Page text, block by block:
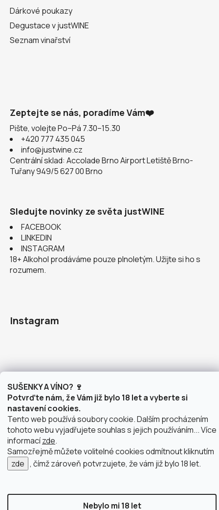
SUŠENKY A VÍNO? 🍷
Potvrďte nám, že Vám již bylo 18 let a vyberte si
nastavení cookies.
Tento web používá soubory cookie. Dalším procházením
tohoto webu vyjadřujete souhlas s jejich používáním... Více
informacízde.
Samozřejmě můžete volitelné cookies odmítnout kliknutím
zde , čímž zároveň potvrzujete, že vám již bylo 18 let.
Nebylo mi 18 let
Dárkové poukazy
Degustace v justWINE
Seznam vinařství
Zeptejte se nás, poradíme Vám❤️
Pište, volejte Po–Pá 7.30–15.30
+420 777 435 045
info@justwine.cz
Centrální sklad: Accolade Brno Airport Letiště Brno-
Tuřany 949/5 627 00 Brno
Sledujte novinky ze světa justWINE
FACEBOOK
LINKEDIN
INSTAGRAM
18+ Alkohol prodáváme pouze plnoletým. Užijte si ho s
rozumem.
Instagram
doprava po Brně
Vytvořil Shoptet
Copyright 2026
Upravit nastavení cookies